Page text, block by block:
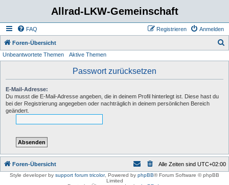
Allrad-LKW-Gemeinschaft
FAQ Anmelden
Registrieren
Foren-Übersicht
Unbeantwortete Themen Aktive Themen
Passwort zurücksetzen
E-Mail-Adresse:
Du musst die E-Mail-Adresse angeben, die in deinem Profil hinterlegt ist. Diese hast du
bei der Registrierung angegeben oder nachträglich in deinem persönlichen Bereich
geändert.
Foren-Übersicht Alle Zeiten sind UTC+02:00
Style developer by support forum tricolor, Powered by phpBB® Forum Software © phpBB
Limited